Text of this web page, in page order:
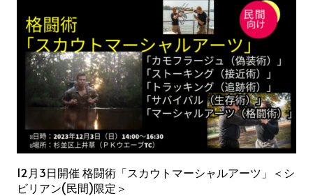
12月3日開催 格闘術「スカウトマーシャルアーツ」＜シ
ビリアン(民間)限定＞